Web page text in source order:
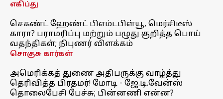
எகிப்து
செகண்ட் ஹேண்ட் பிஎம்டபிள்யூ, மெர்சிடீஸ்
காரா? பராமரிப்பு மற்றும் பழுது குறித்த பொய்
வதந்திகள்; நிபுணர் விளக்கம்
சொகுசு கார்கள்
அமெரிக்கத் துணை அதிபருக்கு வாழ்த்து
தெரிவித்த பிரதமர்! மோடி - ஜே.டி.வேன்ஸ்
தொலைபேசி பேச்சு; பின்னணி என்ன?